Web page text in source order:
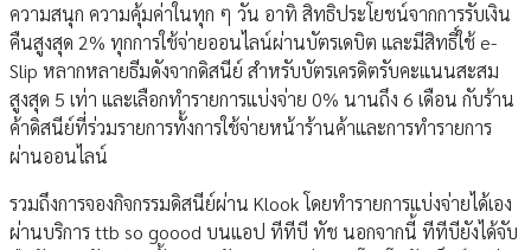
ความสนุก ความคุ้มค่าในทุก ๆ วัน อาทิ สิทธิประโยชน์จากการรับเงิน
คืนสูงสุด 2% ทุกการใช้จ่ายออนไลน์ผ่านบัตรเดบิต และมีสิทธิ์ใช้ e-
Slip หลากหลายธีมดังจากดิสนีย์ สำหรับบัตรเครดิตรับคะแนนสะสม
สูงสุด 5 เท่า และเลือกทำรายการแบ่งจ่าย 0% นานถึง 6 เดือน กับร้าน
ค้าดิสนีย์ที่ร่วมรายการทั้งการใช้จ่ายหน้าร้านค้าและการทำรายการ
ผ่านออนไลน์
รวมถึงการจองกิจกรรมดิสนีย์ผ่าน Klook โดยทำรายการแบ่งจ่ายได้เอง
ผ่านบริการ ttb so goood บนแอป ทีทีบี ทัช นอกจากนี้ ทีทีบียังได้จับ